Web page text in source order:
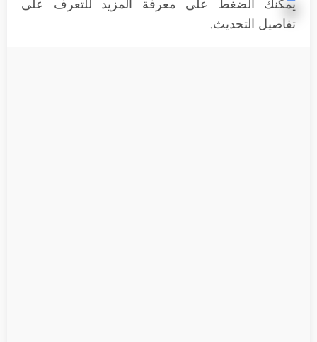
يمكنك الضغط على معرفة المزيد للتعرف على
تفاصيل التحديث.